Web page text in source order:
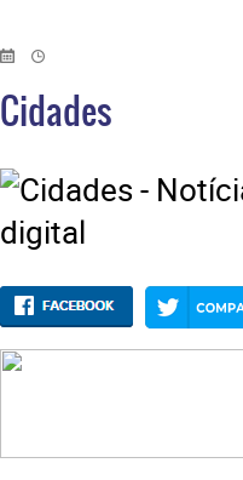
Cidades